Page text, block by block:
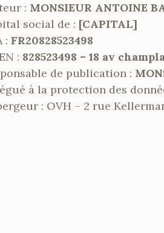
: MONSIEUR ANTOINE
social de : [CAPITAL]
: FR20828523498
: 828523498 – 18 av
de publication :
à la protection des
: OVH – 2 rue